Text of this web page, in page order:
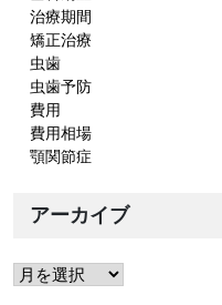
治療期間
矯正治療
虫歯
虫歯予防
費用
費用相場
顎関節症
アーカイブ
ア